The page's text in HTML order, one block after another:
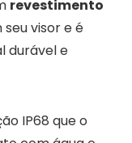
revestimento
seu visor e é
durável e
IP68 que o